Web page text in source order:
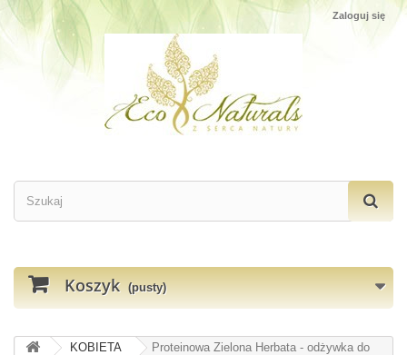
Zaloguj się
Koszyk (pusty)
KOBIETA
Proteinowa Zielona Herbata - odżywka do